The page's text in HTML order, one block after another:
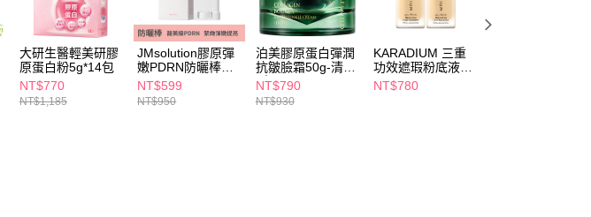
２．關於個人資料處理事宜，請瀏覽以下網址：
https://aftee.tw/terms/#terms3
３．未成年的使用者請事先徵得法定代理人或監護人之同意方可使用
「AFTEE先享後付」，若未經同意申辦者引起之損失，本公司不負相關責
任。
４．使用「AFTEE先享後付」時，將依據個別帳號之用戶狀況，依本公司
即時審查核予不同之上限額度；若仍有額度不足之情形，本公司將視審查
付款後7-11取貨
每筆NT$65，滿NT$490(含以上)免運費
宅配(本島)
每筆NT$100，滿NT$790(含以上)免運費
大研生醫輕美研膠
原蛋白粉5g*14包
NT$770
NT$1,185
JMsolution膠原彈
嫩PDRN防曬棒
UV50+ 20g
NT$599
NT$950
泊美膠原蛋白彈潤
抗皺臉霜50g-清爽
型
NT$790
NT$930
KARADIUM 三重
功效遮瑕粉底液
SPF30 PA++ 30ml
NT$780